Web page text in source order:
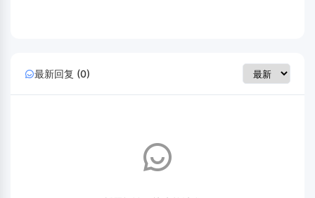
最新回复 (0)